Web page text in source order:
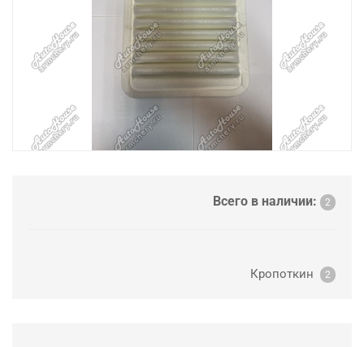
Всего в наличии: 2
Кропоткин 2